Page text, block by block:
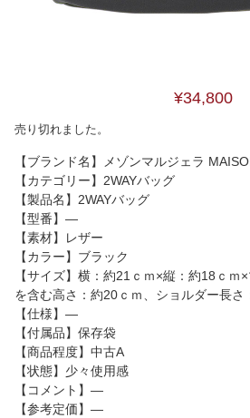
¥34,800
売り切れました。
【ブランド名】メゾンマルジェラ
【カテゴリー】2WAYバッグ
【製品名】2WAYバッグ
【型番】―
【素材】レザー
【カラー】ブラック
【サイズ】横：約21ｃｍ×縦：約18ｃｍ
を含む高さ：約20ｃｍ、ショルダー長さ
【仕様】―
【付属品】保存袋
【商品程度】中古A
【状態】少々使用感
【コメント】―
【参考定価】―